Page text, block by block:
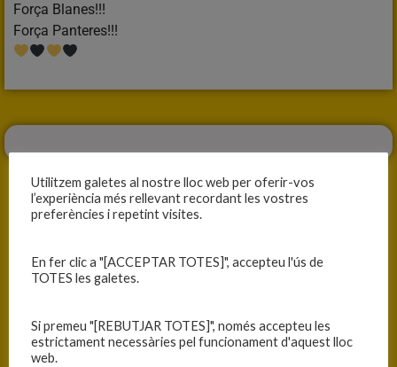
Força Blanes!!!
Força Panteres!!!
ANTERIOR
GUANYADORS/ES DEL I CONCURS DUO
SEGÜENT
Utilitzem galetes al nostre lloc web per oferir-vos
l’experiència més rellevant recordant les vostres
preferències i repetint visites.
En fer clic a "[ACCEPTAR TOTES]", accepteu l'ús de
TOTES les galetes.
Si premeu "[REBUTJAR TOTES]", només accepteu les
estrictament necessàries pel funcionament d'aquest lloc
web.